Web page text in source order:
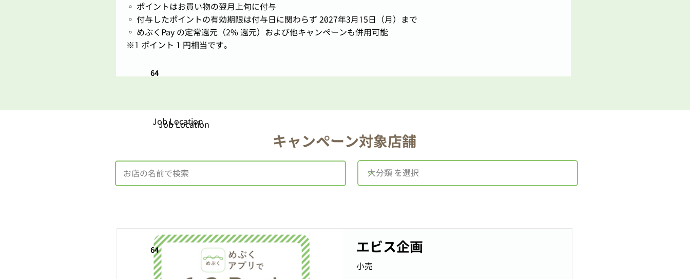
◦ ポイントはお買い物の翌月上旬に付与
◦ 付与したポイントの有効期限は付与日に関わらず 2027年3月15日（月）まで
◦ めぶくPay の定常還元（2% 還元）および他キャンペーンも併用可能
※1 ポイント 1 円相当です。​
​キャンペーン対象店舗
64
エビス企画
小売
64
Job Location
Job Location